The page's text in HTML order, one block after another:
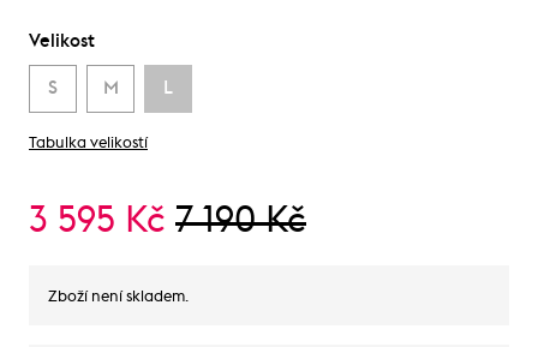
Velikost
S M L
Tabulka velikostí
3 595 Kč 7 190 Kč
Zboží není skladem.